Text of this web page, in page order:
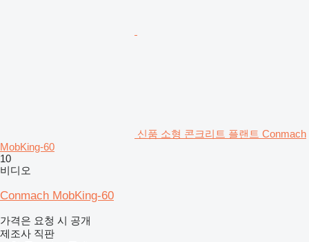
신품 소형 콘크리트 플랜트 Conmach
MobKing-60
10
비디오
Conmach MobKing-60
가격은 요청 시 공개
제조사 직판